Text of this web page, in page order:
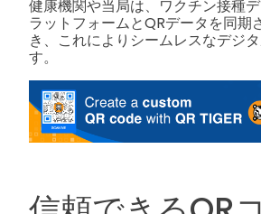
健康機関や当局は、ワクチン接種
ラットフォームとQRデータを同期
き、これによりシームレスなデジ
す。